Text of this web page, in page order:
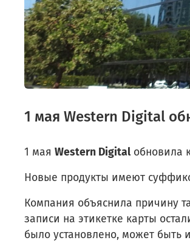
1 мая Western Digital
1 мая Western Digitalобновила
Новые продукты имеют
Компания объяснила причину
записи на этикетке карты
было установлено, может быть